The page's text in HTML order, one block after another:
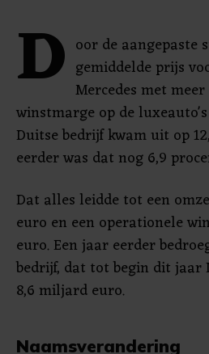
D oor de aangepaste
gemiddelde prijs
Mercedes met
winstmarge op de
Duitse bedrijf kwam uit op
eerder was dat nog 6,9
Dat alles leidde tot een
euro en een operationele
euro. Een jaar eerder
bedrijf, dat tot begin dit jaar
8,6 miljard euro.
Naamsverandering